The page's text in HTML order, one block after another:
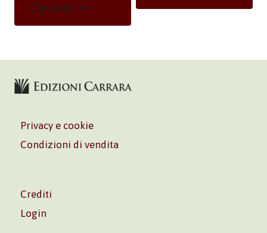
Carrello
Privacy e cookie
Condizioni di vendita
Crediti
Login